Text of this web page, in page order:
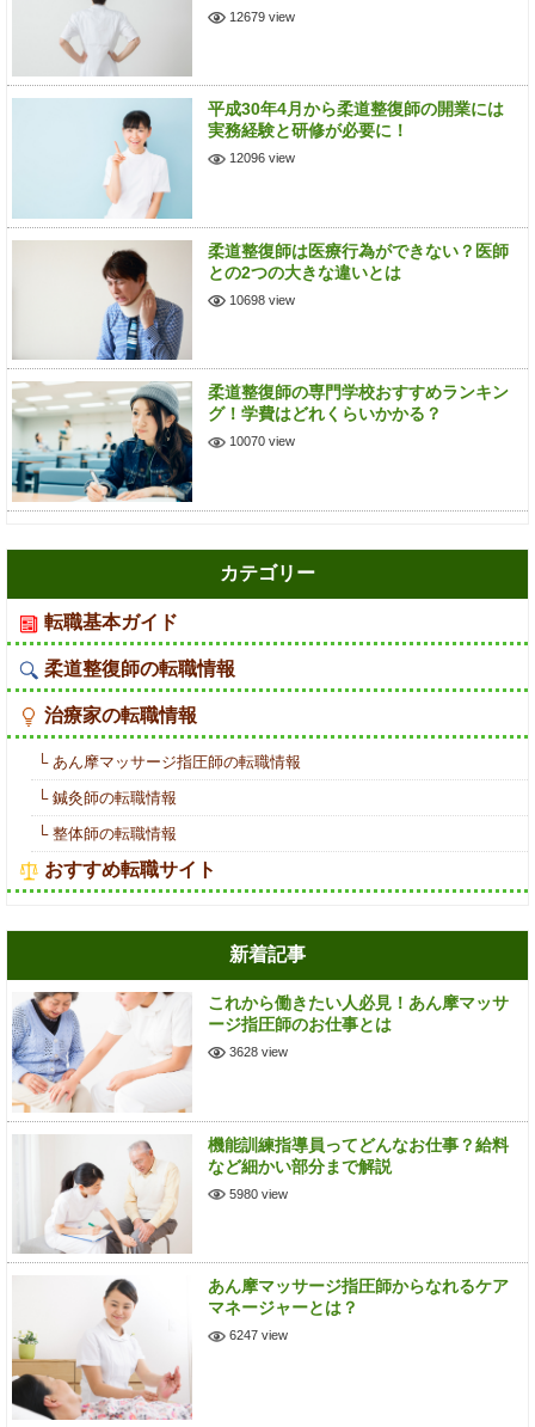
12679 view
平成30年4月から柔道整復師の開業には
実務経験と研修が必要に！
12096 view
柔道整復師は医療行為ができない？医師
との2つの大きな違いとは
10698 view
柔道整復師の専門学校おすすめランキン
グ！学費はどれくらいかかる？
10070 view
カテゴリー
転職基本ガイド
柔道整復師の転職情報
治療家の転職情報
└ あん摩マッサージ指圧師の転職情報
└ 鍼灸師の転職情報
└ 整体師の転職情報
おすすめ転職サイト
新着記事
これから働きたい人必見！あん摩マッサ
ージ指圧師のお仕事とは
3628 view
機能訓練指導員ってどんなお仕事？給料
など細かい部分まで解説
5980 view
あん摩マッサージ指圧師からなれるケア
マネージャーとは？
6247 view